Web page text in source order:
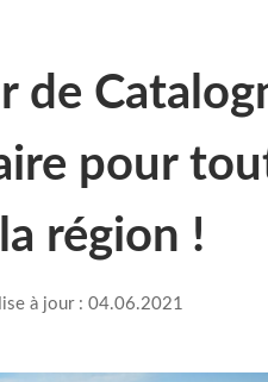
de
pour
région !
à jour : 04.06.2021